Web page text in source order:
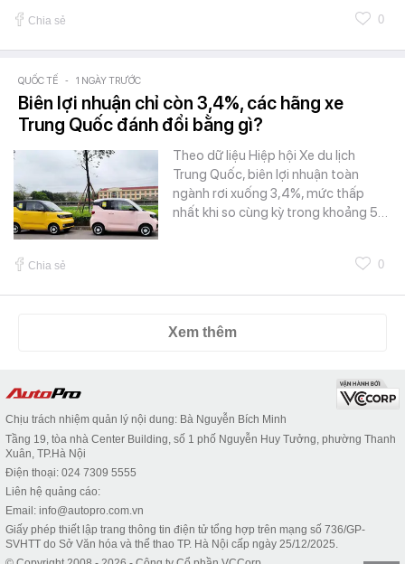
Chia sẻ 0
QUỐC TẾ - 1 NGÀY TRƯỚC
Biên lợi nhuận chỉ còn 3,4%, các hãng xe
Trung Quốc đánh đổi bằng gì?
Theo dữ liệu Hiệp hội Xe du lịch
Trung Quốc, biên lợi nhuận toàn
ngành rơi xuống 3,4%, mức thấp
nhất khi so cùng kỳ trong khoảng 5…
Chia sẻ 0
Xem thêm
Chịu trách nhiệm quản lý nội dung: Bà Nguyễn Bích Minh
Tầng 19, tòa nhà Center Building, số 1 phố Nguyễn Huy Tưởng, phường Thanh
Xuân, TP.Hà Nội
Điện thoại: 024 7309 5555
Liên hệ quảng cáo:
Email: info@autopro.com.vn
Giấy phép thiết lập trang thông tin điện tử tổng hợp trên mạng số 736/GP-
SVHTT do Sở Văn hóa và thể thao TP. Hà Nội cấp ngày 25/12/2025.